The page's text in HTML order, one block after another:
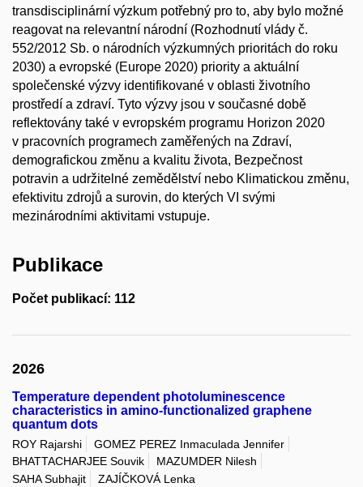
transdisciplinární výzkum potřebný pro to, aby bylo možné
reagovat na relevantní národní (Rozhodnutí vlády č.
552/2012 Sb. o národních výzkumných prioritách do roku
2030) a evropské (Europe 2020) priority a aktuální
společenské výzvy identifikované v oblasti životního
prostředí a zdraví. Tyto výzvy jsou v současné době
reflektovány také v evropském programu Horizon 2020
v pracovních programech zaměřených na Zdraví,
demografickou změnu a kvalitu života, Bezpečnost
potravin a udržitelné zemědělství nebo Klimatickou změnu,
efektivitu zdrojů a surovin, do kterých VI svými
mezinárodními aktivitami vstupuje.
Publikace
Počet publikací: 112
2026
Temperature dependent photoluminescence
characteristics in amino-functionalized graphene
quantum dots
ROY Rajarshi
GOMEZ PEREZ Inmaculada Jennifer
BHATTACHARJEE Souvik
MAZUMDER Nilesh
SAHA Subhajit
ZAJÍČKOVÁ Lenka